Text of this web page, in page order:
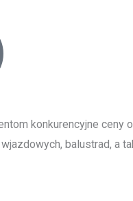
konkurencyjne ceny
balustrad, a